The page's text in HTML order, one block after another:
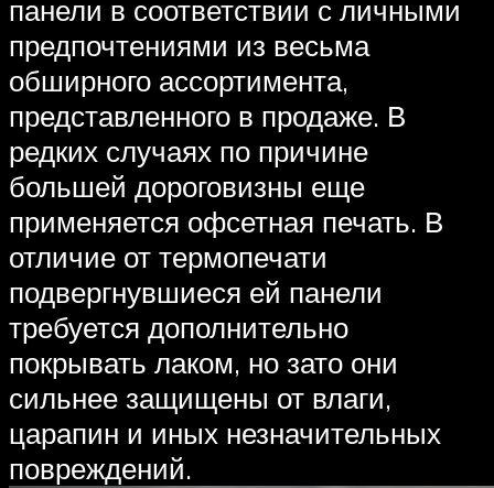
панели в соответствии с личными
предпочтениями из весьма
обширного ассортимента,
представленного в продаже. В
редких случаях по причине
большей дороговизны еще
применяется офсетная печать. В
отличие от термопечати
подвергнувшиеся ей панели
требуется дополнительно
покрывать лаком, но зато они
сильнее защищены от влаги,
царапин и иных незначительных
повреждений.